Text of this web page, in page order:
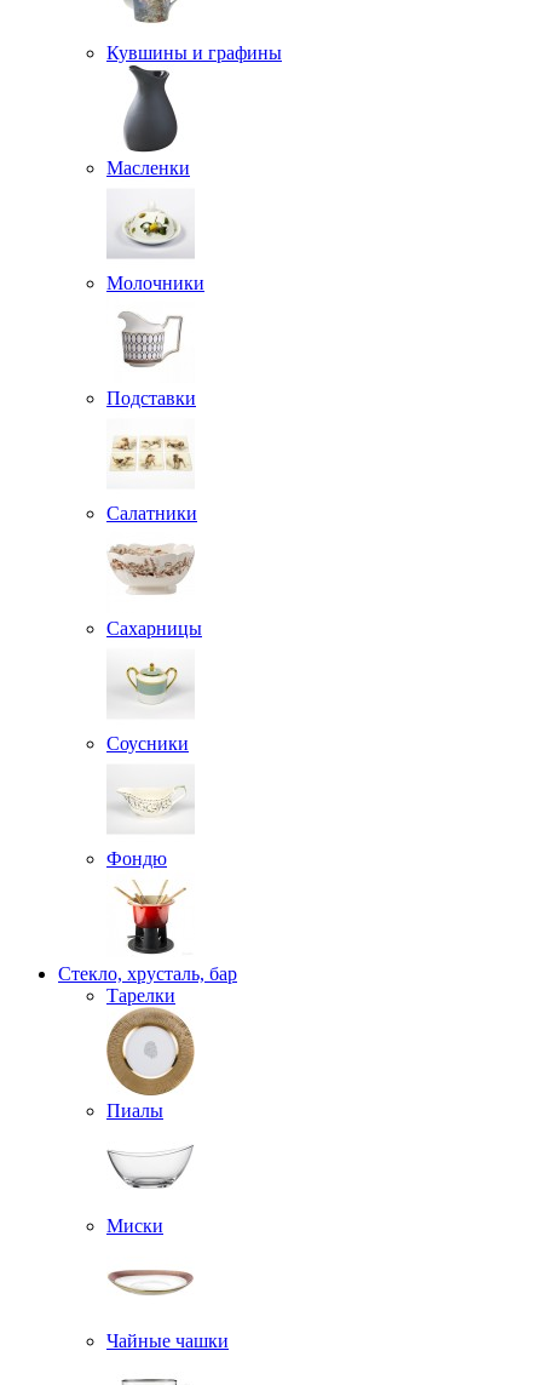
Кувшины и графины
Масленки
Молочники
Подставки
Салатники
Сахарницы
Соусники
Фондю
Стекло, хрусталь, бар
Тарелки
Пиалы
Миски
Чайные чашки